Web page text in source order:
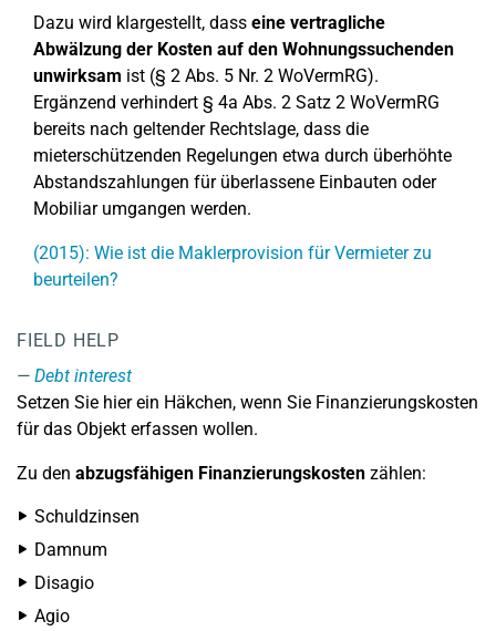
Dazu wird klargestellt, dass eine vertragliche
Abwälzung der Kosten auf den Wohnungssuchenden
unwirksam ist (§ 2 Abs. 5 Nr. 2 WoVermRG).
Ergänzend verhindert § 4a Abs. 2 Satz 2 WoVermRG
bereits nach geltender Rechtslage, dass die
mieterschützenden Regelungen etwa durch überhöhte
Abstandszahlungen für überlassene Einbauten oder
Mobiliar umgangen werden.
(2015): Wie ist die Maklerprovision für Vermieter zu
beurteilen?
FIELD HELP
Debt interest
Setzen Sie hier ein Häkchen, wenn Sie Finanzierungskosten
für das Objekt erfassen wollen.
Zu den abzugsfähigen Finanzierungskosten zählen:
Schuldzinsen
Damnum
Disagio
Agio